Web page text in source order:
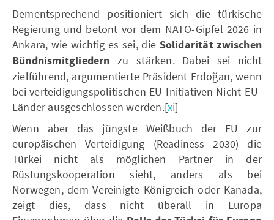
Dementsprechend positioniert sich die türkische
Regierung und betont vor dem NATO-Gipfel 2026 in
Ankara, wie wichtig es sei, die Solidarität zwischen
Bündnismitgliedern zu stärken. Dabei sei nicht
zielführend, argumentierte Präsident Erdoğan, wenn
bei verteidigungspolitischen EU-Initiativen Nicht-EU-
Länder ausgeschlossen werden.[xi]
Wenn aber das jüngste Weißbuch der EU zur
europäischen Verteidigung (Readiness 2030) die
Türkei nicht als möglichen Partner in der
Rüstungskooperation sieht, anders als bei
Norwegen, dem Vereinigte Königreich oder Kanada,
zeigt dies, dass nicht überall in Europa